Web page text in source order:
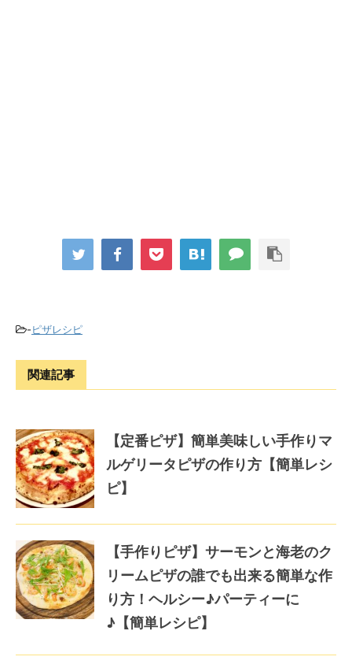
-ピザレシピ
関連記事
【定番ピザ】簡単美味しい手作りマ
ルゲリータピザの作り方【簡単レシ
ピ】
【手作りピザ】サーモンと海老のク
リームピザの誰でも出来る簡単な作
り方！ヘルシー♪パーティーに
♪【簡単レシピ】